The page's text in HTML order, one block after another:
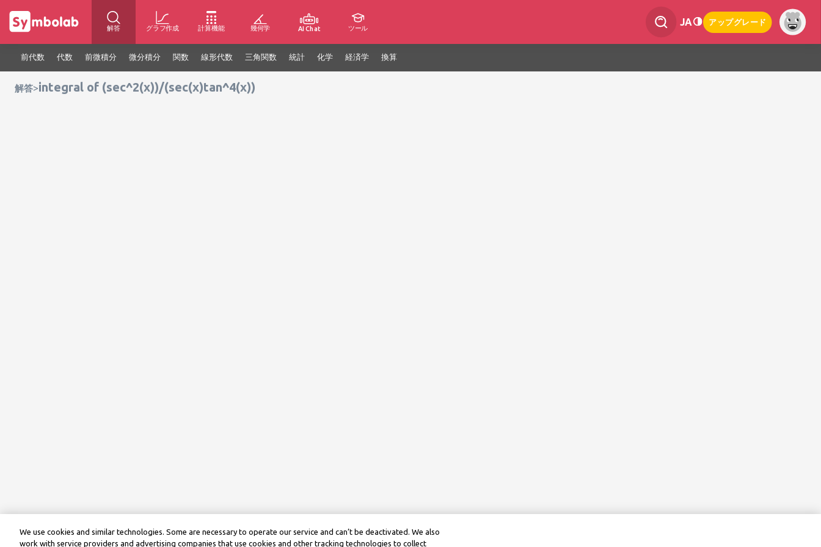
解答 グラフ作成 計算機能 幾何学 AI Chat ツール
JA アップグレード
前代数 代数 前微積分 微分積分 関数 線形代数 三角関数 統計 化学 経済学 換算
解答>integral of (sec^2(x))/(sec(x)tan^4(x))
We use cookies and similar technologies. Some are necessary to operate our service and can’t be deactivated. We also
work with service providers and advertising companies that use cookies and other tracking technologies to collect